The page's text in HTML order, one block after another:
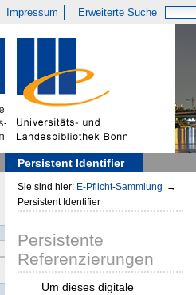
Impressum Erweiterte Suche
Persistent Identifier
Sie sind hier: E-Pflicht-Sammlung →
Persistent Identifier
Persistente
Referenzierungen
Um dieses digitale